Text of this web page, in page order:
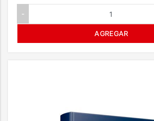
-
AGREGAR